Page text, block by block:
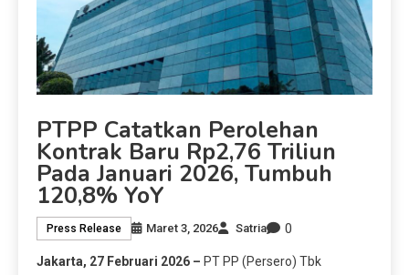
PTPP Catatkan Perolehan
Kontrak Baru Rp2,76 Triliun
Pada Januari 2026, Tumbuh
120,8% YoY
Press Release Maret 3, 2026 Satria 0
Jakarta, 27 Februari 2026 – PT PP (Persero) Tbk